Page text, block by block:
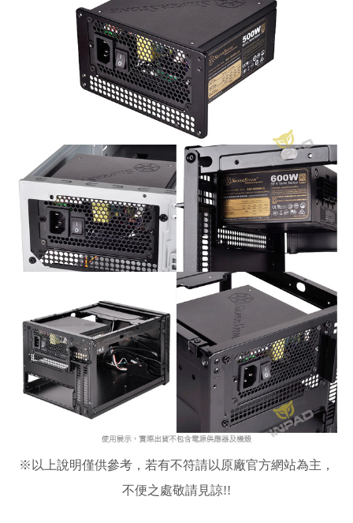
※ 以上說明僅供參考，若有不符請以原廠官方網站為主，
不便之處敬請見諒!!